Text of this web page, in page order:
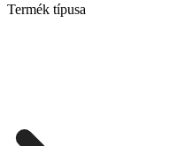
Termék típusa